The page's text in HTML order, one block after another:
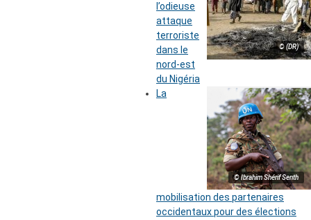
© (DR)
l’odieuse
attaque
terroriste
dans le
nord-est
du Nigéria
© Ibrahim Shérif Senth
La
mobilisation des partenaires
occidentaux pour des élections